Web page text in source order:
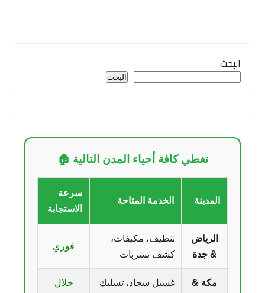
البحث
البحث
نغطي كافة أحياء المدن التالية 🏠
المدينة الخدمة المتاحة
سرعة
الاستجابة
الرياض
& جدة
تنظيف، مكيفات،
كشف تسربات
فوري
مكة &
غسيل سجاد، تسليك
خلال